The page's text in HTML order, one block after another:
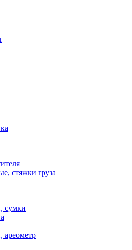
стяжки груза
сумки
ареометр